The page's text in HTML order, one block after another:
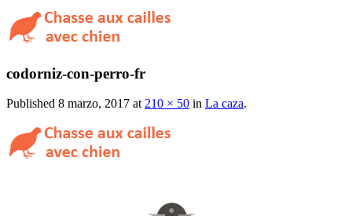
codorniz-con-perro-fr
Published 8 marzo, 2017 at 210 × 50 in La caza.